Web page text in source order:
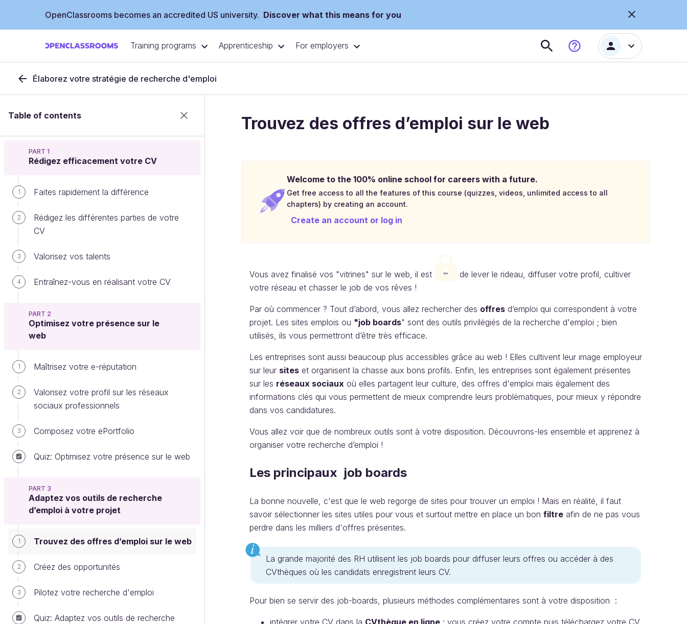
OpenClassrooms becomes an accredited US university. Discover what this means for you
Training programs Apprenticeship For employers
Élaborez votre stratégie de recherche d'emploi
Table of contents
PART 1
Rédigez efficacement votre CV
1 Faites rapidement la différence
2
Rédigez les différentes parties de votre
CV
3 Valorisez vos talents
4 Entraînez-vous en réalisant votre CV
PART 2
Optimisez votre présence sur le
web
1 Maîtrisez votre e-réputation
2
Valorisez votre profil sur les réseaux
sociaux professionnels
3 Composez votre ePortfolio
Quiz: Optimisez votre présence sur le web
PART 3
Adaptez vos outils de recherche
d’emploi à votre projet
1 Trouvez des offres d’emploi sur le web
2 Créez des opportunités
3 Pilotez votre recherche d'emploi
Quiz: Adaptez vos outils de recherche
Trouvez des offres d’emploi sur le web
Welcome to the 100% online school for careers with a future.
Get free access to all the features of this course (quizzes, videos, unlimited access to all
chapters) by creating an account.
Create an account or log in
Vous avez finalisé vos "vitrines" sur le web, il est temps de lever le rideau, diffuser votre profil, cultiver
votre réseau et chasser le job de vos rêves !
Par où commencer ? Tout d’abord, vous allez rechercher des offres d’emploi qui correspondent à votre
projet. Les sites emplois ou "job boards" sont des outils privilégiés de la recherche d'emploi ; bien
utilisés, ils vous permettront d’être très efficace.
Les entreprises sont aussi beaucoup plus accessibles grâce au web ! Elles cultivent leur image employeur
sur leur sites et organisent la chasse aux bons profils. Enfin, les entreprises sont également présentes
sur les réseaux sociaux où elles partagent leur culture, des offres d'emploi mais également des
informations clés qui vous permettent de mieux comprendre leurs problématiques, pour mieux y répondre
dans vos candidatures.
Vous allez voir que de nombreux outils sont à votre disposition. Découvrons-les ensemble et apprenez à
organiser votre recherche d’emploi !
Les principaux job boards
La bonne nouvelle, c'est que le web regorge de sites pour trouver un emploi ! Mais en réalité, il faut
savoir sélectionner les sites utiles pour vous et surtout mettre en place un bon filtre afin de ne pas vous
perdre dans les milliers d'offres présentes.
La grande majorité des RH utilisent les job boards pour diffuser leurs offres ou accéder à des
CVthèques où les candidats enregistrent leurs CV.
Pour bien se servir des job-boards, plusieurs méthodes complémentaires sont à votre disposition :
intégrer votre CV dans la CVthèque en ligne : vous créez votre compte puis téléchargez votre CV